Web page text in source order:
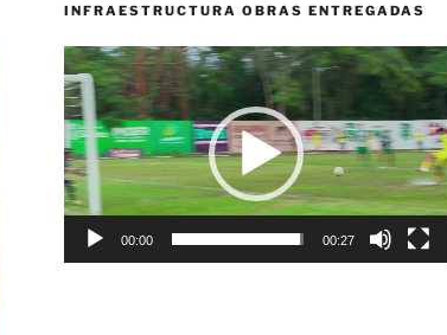
INFRAESTRUCTURA OBRAS ENTREGADAS
Reproductor
de
vídeo
00:00 00:27